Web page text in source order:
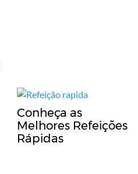
Conheça as
Melhores Refeições
Rápidas